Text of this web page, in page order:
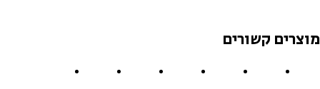
מוצרים קשורים